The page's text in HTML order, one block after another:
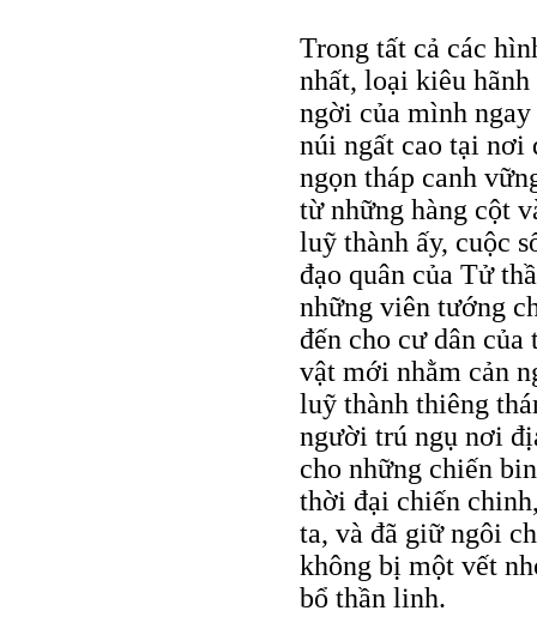
Trong tất cả các
nhất, loại kiêu
ngời của mình
núi ngất cao tại nơi
ngọn tháp canh
từ những hàng cột
luỹ thành ấy, cuộc
đạo quân của Tử
những viên tướng
đến cho cư dân
vật mới nhằm cản
luỹ thành thiêng
người trú ngụ nơi
cho những chiến
thời đại chiến
ta, và đã giữ ngôi
không bị một vết
bổ thần linh.